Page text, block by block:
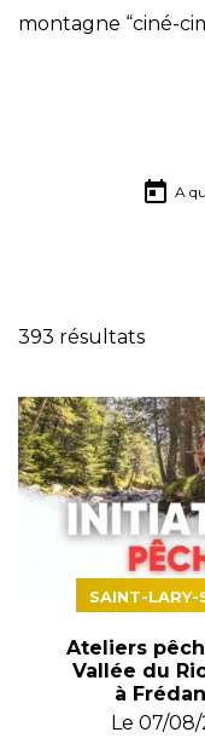
montagne “ciné-
A
393 résultats
SAINT-LARY-
Ateliers
Vallée du
à
Le 07/08/